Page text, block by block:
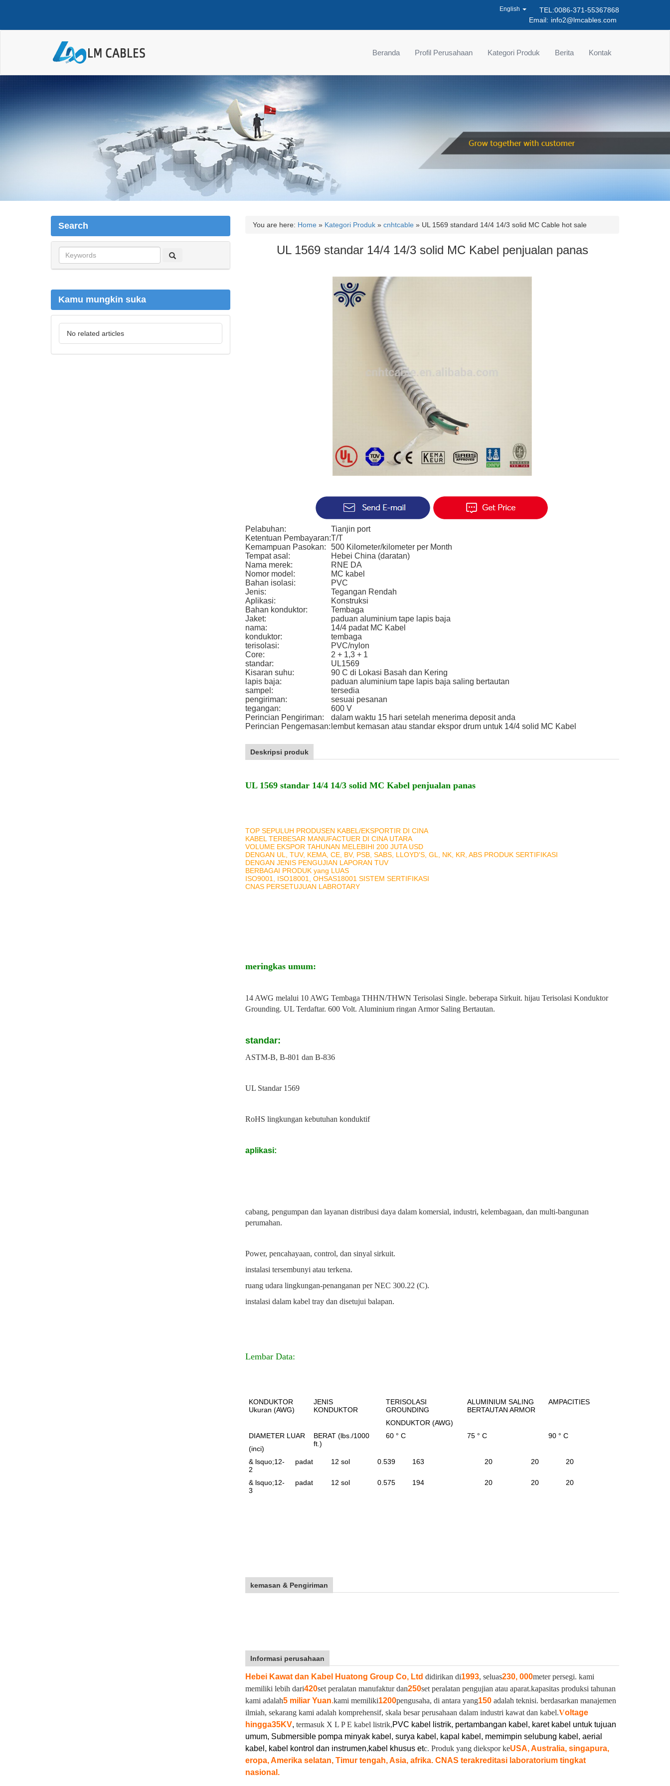
TEL:0086-371-55367868
Email: info2@lmcables.com
English
Beranda Profil Perusahaan Kategori Produk Berita Kontak
You are here: Home » Kategori Produk » cnhtcable » UL 1569 standard 14/4 14/3 solid MC Cable hot sale
UL 1569 standar 14/4 14/3 solid MC Kabel penjualan panas
Pelabuhan:
Tianjin port
Ketentuan Pembayaran:T/T
Kemampuan Pasokan:
500 Kilometer/kilometer per Month
Tempat asal:
Hebei China (daratan)
Nama merek:
RNE DA
Nomor model:
MC kabel
Bahan isolasi:
PVC
Jenis:
Tegangan Rendah
Aplikasi:
Konstruksi
Bahan konduktor:
Tembaga
Jaket:
paduan aluminium tape lapis baja
nama:
14/4 padat MC Kabel
konduktor:
tembaga
terisolasi:
PVC/nylon
Core:
2 + 1,3 + 1
standar:
UL1569
Kisaran suhu:
90 C di Lokasi Basah dan Kering
lapis baja:
paduan aluminium tape lapis baja saling bertautan
sampel:
tersedia
pengiriman:
sesuai pesanan
tegangan:
600 V
Perincian Pengiriman:
dalam waktu 15 hari setelah menerima deposit anda
Perincian Pengemasan: lembut kemasan atau standar ekspor drum untuk 14/4 solid MC Kabel
Deskripsi produk
UL 1569 standar 14/4 14/3 solid MC Kabel penjualan panas
TOP SEPULUH PRODUSEN KABEL/EKSPORTIR DI CINA
KABEL TERBESAR MANUFACTUER DI CINA UTARA
VOLUME EKSPOR TAHUNAN MELEBIHI 200 JUTA USD
DENGAN UL, TUV, KEMA, CE, BV, PSB, SABS, LLOYD'S, GL, NK, KR, ABS PRODUK SERTIFIKASI
DENGAN JENIS PENGUJIAN LAPORAN TUV
BERBAGAI PRODUK yang LUAS
ISO9001, ISO18001, OHSAS18001 SISTEM SERTIFIKASI
CNAS PERSETUJUAN LABROTARY
meringkas umum:
14 AWG melalui 10 AWG Tembaga THHN/THWN Terisolasi Single. beberapa Sirkuit. hijau Terisolasi Konduktor
Grounding. UL Terdaftar. 600 Volt. Aluminium ringan Armor Saling Bertautan.
standar:
ASTM-B, B-801 dan B-836
UL Standar 1569
RoHS lingkungan kebutuhan konduktif
aplikasi:
cabang, pengumpan dan layanan distribusi daya dalam komersial, industri, kelembagaan, dan multi-bangunan
perumahan.
Power, pencahayaan, control, dan sinyal sirkuit.
instalasi tersembunyi atau terkena.
ruang udara lingkungan-penanganan per NEC 300.22 (C).
instalasi dalam kabel tray dan disetujui balapan.
Lembar Data:
KONDUKTOR
Ukuran (AWG)
JENIS
KONDUKTOR
TERISOLASI
GROUNDING
KONDUKTOR (AWG)
ALUMINIUM SALING
BERTAUTAN ARMOR
AMPACITIES
DIAMETER LUAR
(inci)
BERAT (lbs./1000
ft.)
60 ° C 75 ° C 90 ° C
& lsquo;12-
2
padat 12 sol 0.539 163 20 20 20
& lsquo;12-
3
padat 12 sol 0.575 194 20 20 20
kemasan & Pengiriman
Informasi perusahaan
Hebei Kawat dan Kabel Huatong Group Co, Ltd didirikan di1993, seluas230, 000meter persegi. kami
memiliki lebih dari420set peralatan manufaktur dan250set peralatan pengujian atau aparat.kapasitas produksi tahunan
kami adalah5 miliar Yuan.kami memiliki1200pengusaha, di antara yang150 adalah teknisi. berdasarkan manajemen
ilmiah, sekarang kami adalah komprehensif, skala besar perusahaan dalam industri kawat dan kabel.Voltage
hingga35KV, termasuk X L P E kabel listrik,PVC kabel listrik, pertambangan kabel, karet kabel untuk tujuan
umum, Submersible pompa minyak kabel, surya kabel, kapal kabel, memimpin selubung kabel, aerial
kabel, kabel kontrol dan instrumen,kabel khusus etc. Produk yang diekspor keUSA, Australia, singapura,
eropa, Amerika selatan, Timur tengah, Asia, afrika. CNAS terakreditasi laboratorium tingkat
nasional.
Search
e
a
c
h
Kamu mungkin suka
No related articles